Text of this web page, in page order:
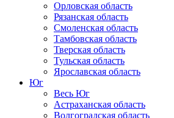
Орловская область
Рязанская область
Смоленская область
Тамбовская область
Тверская область
Тульская область
Ярославская область
Юг
Весь Юг
Астраханская область
Волгоградская область